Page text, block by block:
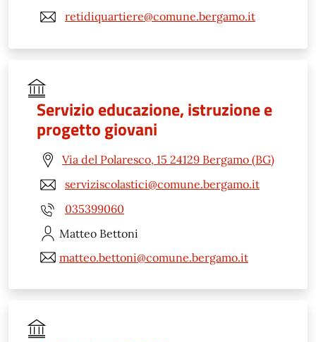
retidiquartiere@comune.bergamo.it
Servizio educazione, istruzione e
progetto giovani
Via del Polaresco, 15 24129 Bergamo (BG)
serviziscolastici@comune.bergamo.it
035399060
Matteo Bettoni
matteo.bettoni@comune.bergamo.it